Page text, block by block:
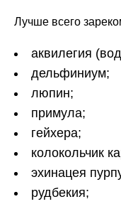
Лучше всего
аквилегия
дельфиниум;
люпин;
примула;
гейхера;
колокольчик
эхинацея
рудбекия;